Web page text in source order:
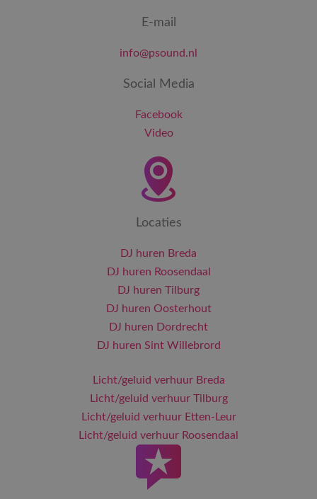
E-mail
info@psound.nl
Social Media
Facebook
Video
Locaties
DJ huren Breda
DJ huren Roosendaal
DJ huren Tilburg
DJ huren Oosterhout
DJ huren Dordrecht
DJ huren Sint Willebrord
Licht/geluid verhuur Breda
Licht/geluid verhuur Tilburg
Licht/geluid verhuur Etten-Leur
Licht/geluid verhuur Roosendaal